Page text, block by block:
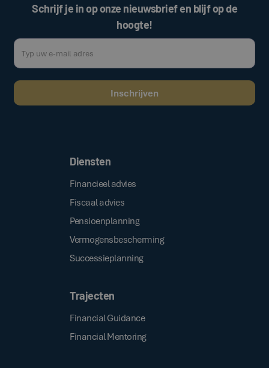
Schrijf je in op onze nieuwsbrief en blijf op de
hoogte!
Diensten
Financieel advies
Fiscaal advies
Pensioenplanning
Vermogensbescherming
Successieplanning
Trajecten
Financial Guidance
Financial Mentoring